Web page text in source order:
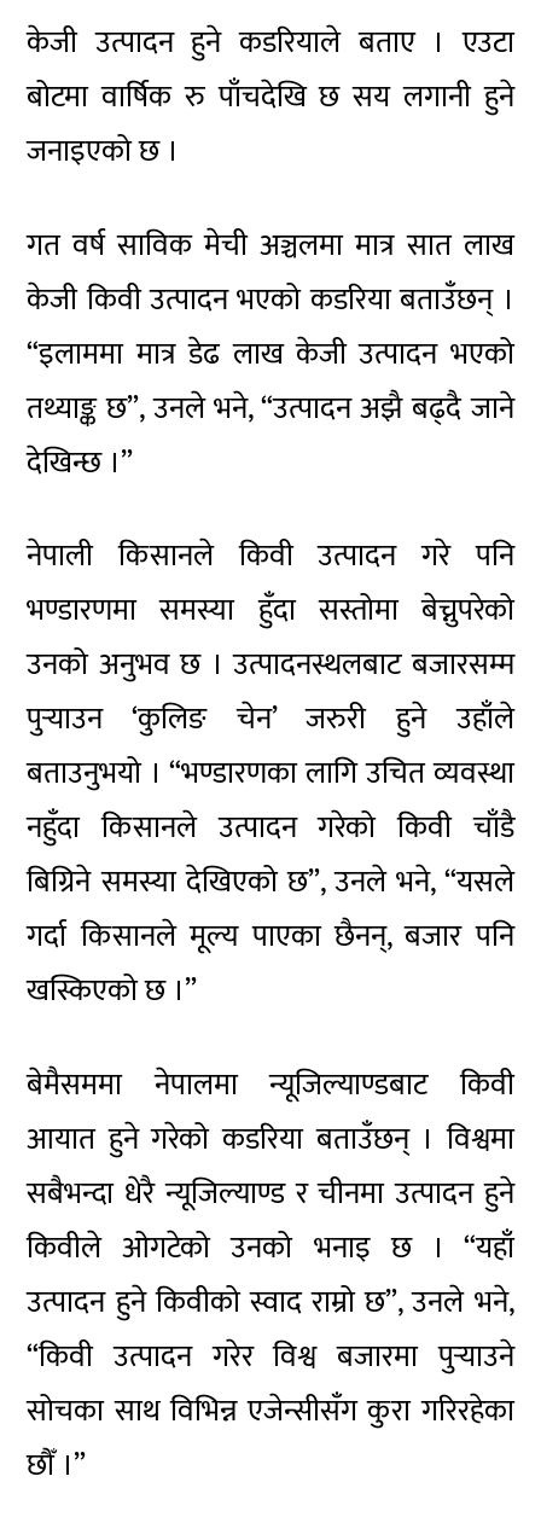
केजी उत्पादन हुने कडरियाले बताए । एउटा
बोटमा वार्षिक रु पाँचदेखि छ सय लगानी हुने
जनाइएको छ ।
गत वर्ष साविक मेची अञ्चलमा मात्र सात लाख
केजी किवी उत्पादन भएको कडरिया बताउँछन् ।
“इलाममा मात्र डेढ लाख केजी उत्पादन भएको
तथ्याङ्क छ”, उनले भने, “उत्पादन अझै बढ्दै जाने
देखिन्छ ।”
नेपाली किसानले किवी उत्पादन गरे पनि
भण्डारणमा समस्या हुँदा सस्तोमा बेच्नुपरेको
उनको अनुभव छ । उत्पादनस्थलबाट बजारसम्म
पुर्‍याउन ‘कुलिङ चेन’ जरुरी हुने उहाँले
बताउनुभयो । “भण्डारणका लागि उचित व्यवस्था
नहुँदा किसानले उत्पादन गरेको किवी चाँडै
बिग्रिने समस्या देखिएको छ”, उनले भने, “यसले
गर्दा किसानले मूल्य पाएका छैनन्, बजार पनि
खस्किएको छ ।”
बेमैसममा नेपालमा न्यूजिल्याण्डबाट किवी
आयात हुने गरेको कडरिया बताउँछन् । विश्वमा
सबैभन्दा धेरै न्यूजिल्याण्ड र चीनमा उत्पादन हुने
किवीले ओगटेको उनको भनाइ छ । “यहाँ
उत्पादन हुने किवीको स्वाद राम्रो छ”, उनले भने,
“किवी उत्पादन गरेर विश्व बजारमा पुर्‍याउने
सोचका साथ विभिन्न एजेन्सीसँग कुरा गरिरहेका
छौँ ।”